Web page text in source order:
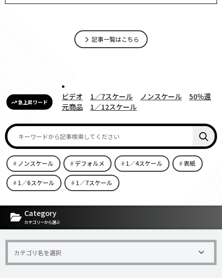
記事一覧はこちら
急上昇ワード
ビデオ 1／7スケール ノンスケール
50％還
元商品
1／12スケール
ノンスケール デフォルメ 1／4スケール 表紙
1／6スケール 1／7スケール
[carousel-horizontal-posts-content-slider id=9342]
Category
カテゴリーから選ぶ